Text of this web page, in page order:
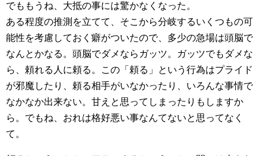
でももうね、大抵の事には驚かなくなった。
ある程度の推測を立てて、そこから分岐するいくつもの可
能性を考慮しておく癖がついたので、多少の急場は頭脳で
なんとかなる。頭脳でダメならガッツ。ガッツでもダメな
ら、頼れる人に頼る。この「頼る」という行為はプライド
が邪魔したり、頼る相手がいなかったり、いろんな事情で
なかなか出来ない。甘えと思ってしまったりもしますか
ら。でもね、おれは格好悪い事なんてないと思ってなく
て。